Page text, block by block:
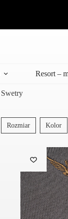
Resort –
Swetry
Rozmiar Kolor